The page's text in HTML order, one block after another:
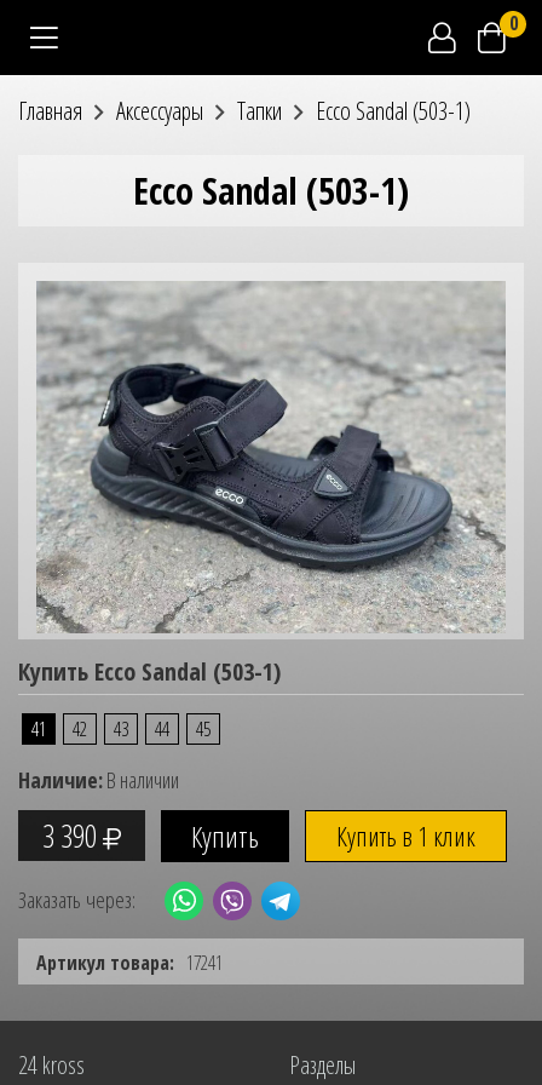
0
Главная Аксессуары Тапки Ecco Sandal (503-1)
Ecco Sandal (503-1)
Купить Ecco Sandal (503-1)
41 42 43 44 45
Наличие:В наличии
3 390 Купить в 1 клик
Заказать через:
Артикул товара: 17241
24 kross Разделы